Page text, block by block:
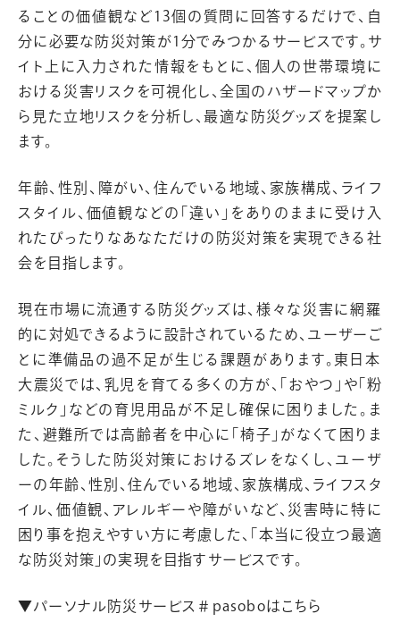
ることの価値観など13個の質問に回答するだけで、自
分に必要な防災対策が1分でみつかるサービスです。サ
イト上に入力された情報をもとに、個人の世帯環境に
おける災害リスクを可視化し、全国のハザードマップか
ら見た立地リスクを分析し、最適な防災グッズを提案し
ます。
年齢、性別、障がい、住んでいる地域、家族構成、ライフ
スタイル、価値観などの「違い」をありのままに受け入
れたぴったりなあなただけの防災対策を実現できる社
会を目指します。
現在市場に流通する防災グッズは、様々な災害に網羅
的に対処できるように設計されているため、ユーザーご
とに準備品の過不足が生じる課題があります。東日本
大震災では、乳児を育てる多くの方が、「おやつ」や「粉
ミルク」などの育児用品が不足し確保に困りました。ま
た、避難所では高齢者を中心に「椅子」がなくて困りま
した。そうした防災対策におけるズレをなくし、ユーザ
ーの年齢、性別、住んでいる地域、家族構成、ライフスタ
イル、価値観、アレルギーや障がいなど、災害時に特に
困り事を抱えやすい方に考慮した、「本当に役立つ最適
な防災対策」の実現を目指すサービスです。
▼パーソナル防災サービス＃pasoboはこちら